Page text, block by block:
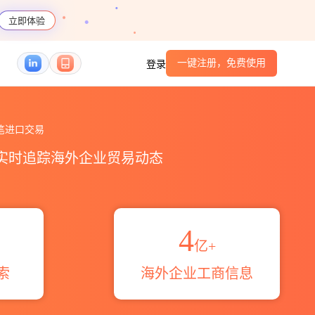
立即体验
登录 一键注册，免费使用
进口交易
时追踪海外企业贸易动态
4亿+
海外企业工商信息